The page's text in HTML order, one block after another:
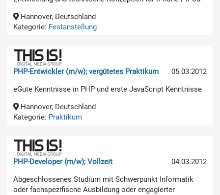
Hannover, Deutschland
Kategorie: Festanstellung
05.03.2012
PHP-Entwickler (m/w); vergütetes Praktikum
eGute Kenntnisse in PHP und erste JavaScript Kenntnisse
Hannover, Deutschland
Kategorie: Praktikum
04.03.2012
PHP-Developer (m/w); Vollzeit
Abgeschlossenes Studium mit Schwerpunkt Informatik
oder fachspezifische Ausbildung oder engagierter